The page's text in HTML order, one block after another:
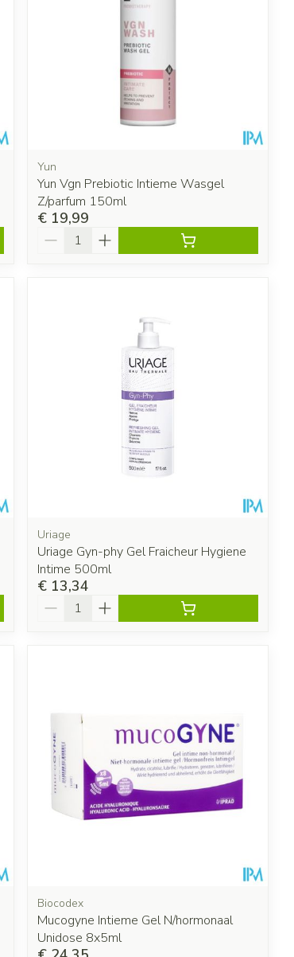
Yun
Yun Vgn Prebiotic Intieme Wasgel
Z/parfum 150ml
€ 19,99
Aantal
Uriage
Uriage Gyn-phy Gel Fraicheur Hygiene
Intime 500ml
€ 13,34
Aantal
Biocodex
Mucogyne Intieme Gel N/hormonaal
Unidose 8x5ml